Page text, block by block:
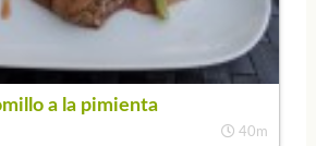
a la pimienta
40m